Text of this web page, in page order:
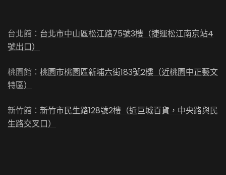
台北館： 台北市中山區松江路75號3樓（捷運松江南京站4
號出口）
桃園館： 桃園市桃園區新埔六街183號2樓（近桃園中正藝文
特區）
新竹館： 新竹市民生路128號2樓（近巨城百貨，中央路與民
生路交叉口）